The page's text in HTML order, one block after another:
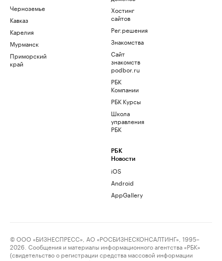
Черноземье
Кавказ
Карелия
Мурманск
Приморский
край
Хостинг
сайтов
Рег.решения
Знакомства
Сайт
знакомств
podbor.ru
РБК
Компании
РБК Курсы
Школа
управления
РБК
РБК
Новости
iOS
Android
AppGallery
© ООО «БИЗНЕСПРЕСС», АО «РОСБИЗНЕСКОНСАЛТИНГ», 1995–
2026. Сообщения и материалы информационного агентства «РБК»
(свидетельство о регистрации средства массовой информации